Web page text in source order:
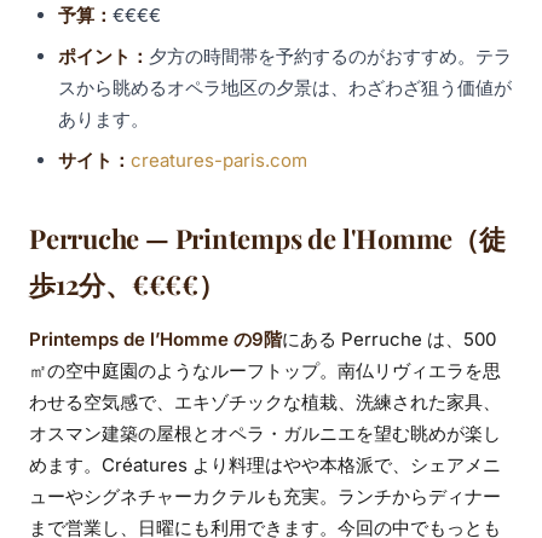
予算： €€€€
ポイント： 夕方の時間帯を予約するのがおすすめ。テラ
スから眺めるオペラ地区の夕景は、わざわざ狙う価値が
あります。
サイト： creatures-paris.com
Perruche — Printemps de l'Homme（徒
歩12分、€€€€）
Printemps de l’Homme の9階にある Perruche は、500
㎡の空中庭園のようなルーフトップ。南仏リヴィエラを思
わせる空気感で、エキゾチックな植栽、洗練された家具、
オスマン建築の屋根とオペラ・ガルニエを望む眺めが楽し
めます。Créatures より料理はやや本格派で、シェアメニ
ューやシグネチャーカクテルも充実。ランチからディナー
まで営業し、日曜にも利用できます。今回の中でもっとも